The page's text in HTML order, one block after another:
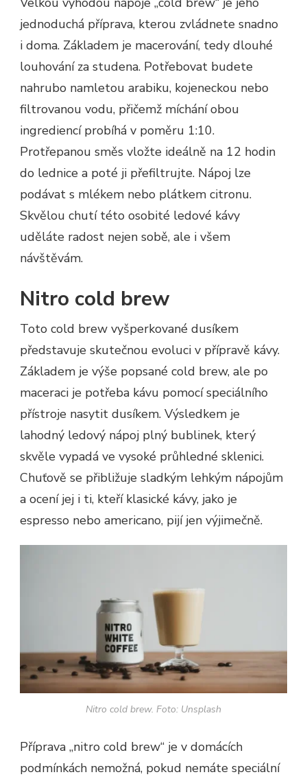
jednoduchá příprava, kterou zvládnete snadno
i doma. Základem je macerování, tedy dlouhé
louhování za studena. Potřebovat budete
nahrubo namletou arabiku, kojeneckou nebo
filtrovanou vodu, přičemž míchání obou
ingrediencí probíhá v poměru 1:10.
Protřepanou směs vložte ideálně na 12 hodin
do lednice a poté ji přefiltrujte. Nápoj lze
podávat s mlékem nebo plátkem citronu.
Skvělou chutí této osobité ledové kávy
uděláte radost nejen sobě, ale i všem
návštěvám.
Nitro cold brew
Toto cold brew vyšperkované dusíkem
představuje skutečnou evoluci v přípravě kávy.
Základem je výše popsané cold brew, ale po
maceraci je potřeba kávu pomocí speciálního
přístroje nasytit dusíkem. Výsledkem je
lahodný ledový nápoj plný bublinek, který
skvěle vypadá ve vysoké průhledné sklenici.
Chuťově se přibližuje sladkým lehkým nápojům
a ocení jej i ti, kteří klasické kávy, jako je
espresso nebo americano, pijí jen výjimečně.
Nitro cold brew. Foto: Unsplash
Příprava „nitro cold brew“ je v domácích
podmínkách nemožná, pokud nemáte speciální